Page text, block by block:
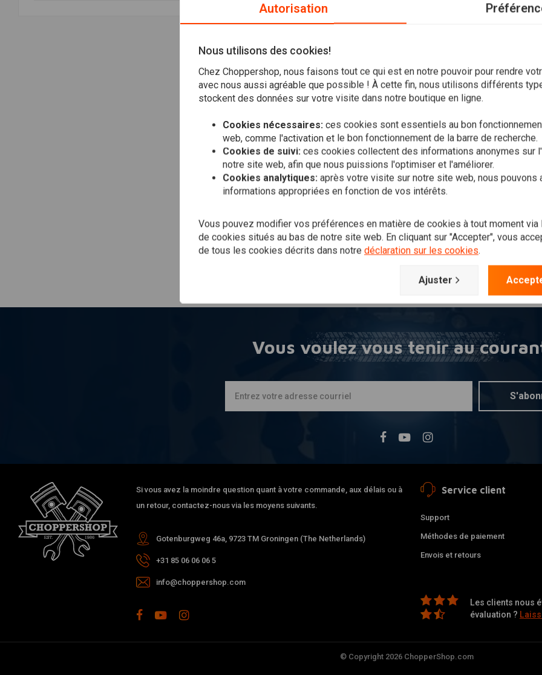
Ajouter au panier
Double connecteur USB 12
- 24 Volt
€17,94
souhaits
Informations additionnelles
MCU
Double connecteur USB 12
- 24 Volt
€14,96
souhaits
Vous voulez vous tenir au
Si vous avez la moindre question quant à votre commande, aux délais ou à
un retour, contactez-nous via les moyens suivants.
Gotenburgweg 46a, 9723 TM Groningen (The Netherlands)
+31 85 06 06 06 5
info@choppershop.com
Service client
Support
Méthodes de paiement
Envois et retours
Les clients nous
évaluation ?
© Copyright 2026 ChopperShop.com
Autorisation
Nous utilisons des cookies!
Chez Choppershop, nous faisons tout ce qui est en notre pouvoir pour rendre
avec nous aussi agréable que possible ! À cette fin, nous utilisons différents
stockent des données sur votre visite dans notre boutique en ligne.
Cookies nécessaires: ces cookies sont essentiels au bon
web, comme l'activation et le bon fonctionnement de la barre de recherche.
Cookies de suivi: ces cookies collectent des informations anonymes sur
notre site web, afin que nous puissions l'optimiser et l'améliorer.
Cookies analytiques: après votre visite sur notre site web, nous pouvons
informations appropriées en fonction de vos intérêts.
Vous pouvez modifier vos préférences en matière de cookies à tout moment via
de cookies situés au bas de notre site web. En cliquant sur "Accepter", vous
de tous les cookies décrits dans notre déclaration sur les cookies.
Ajuster